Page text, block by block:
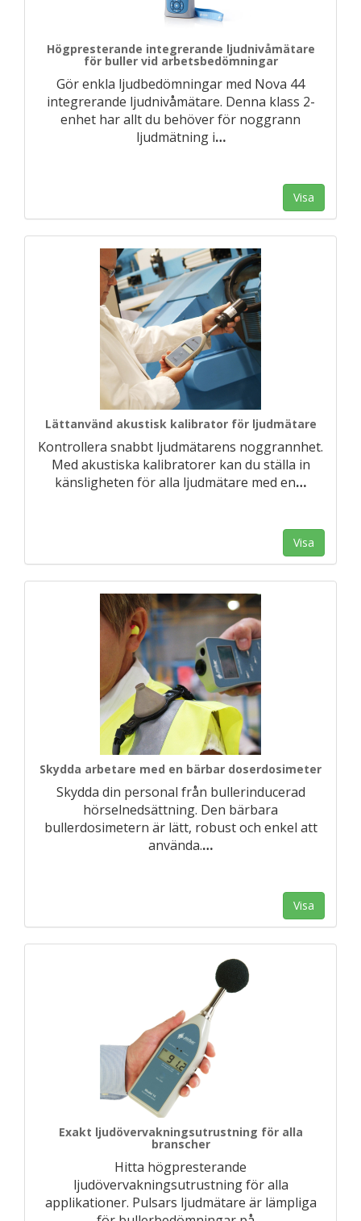
Högpresterande integrerande ljudnivåmätare
för buller vid arbetsbedömningar
Gör enkla ljudbedömningar med Nova 44
integrerande ljudnivåmätare. Denna klass 2-
enhet har allt du behöver för noggrann
ljudmätning i…
Visa
Lättanvänd akustisk kalibrator för ljudmätare
Kontrollera snabbt ljudmätarens noggrannhet.
Med akustiska kalibratorer kan du ställa in
känsligheten för alla ljudmätare med en…
Visa
Skydda arbetare med en bärbar doserdosimeter
Skydda din personal från bullerinducerad
hörselnedsättning. Den bärbara
bullerdosimetern är lätt, robust och enkel att
använda.…
Visa
Exakt ljudövervakningsutrustning för alla
branscher
Hitta högpresterande
ljudövervakningsutrustning för alla
applikationer. Pulsars ljudmätare är lämpliga